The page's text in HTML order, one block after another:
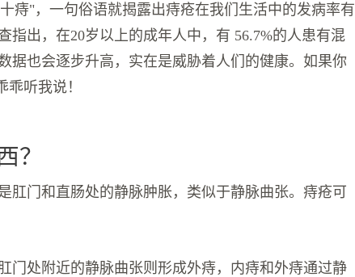
痔"，一句俗语就揭露出痔疮在我们生活中的发病率有
指出，在20岁以上的成年人中，有 56.7%的人患有混
据也会逐步升高，实在是威胁着人们的健康。如果你
听我说！
？
肛门和直肠处的静脉肿胀，类似于静脉曲张。痔疮可
门处附近的静脉曲张则形成外痔，内痔和外痔通过静